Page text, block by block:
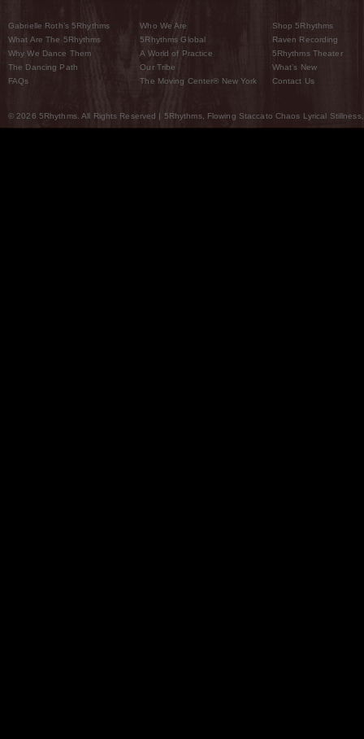
Gabrielle Roth’s 5Rhythms
What Are The 5Rhythms
Why We Dance Them
The Dancing Path
FAQs
Who We Are
5Rhythms Global
A World of Practice
Our Tribe
The Moving Center® New York
Shop 5Rhythms
Raven Recording
5Rhythms Theater
What’s New
Contact Us
© 2026 5Rhythms. All Rights Reserved | 5Rhythms, Flowing Staccato Chaos Lyrical